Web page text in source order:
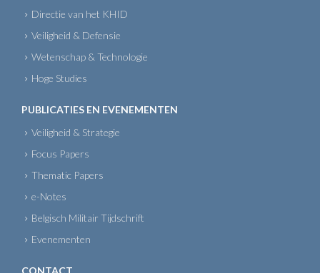
Directie van het KHID
Veiligheid & Defensie
Wetenschap & Technologie
Hoge Studies
PUBLICATIES EN EVENEMENTEN
Veiligheid & Strategie
Focus Papers
Thematic Papers
e-Notes
Belgisch Militair Tijdschrift
Evenementen